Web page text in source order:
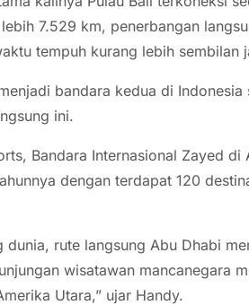
7.529 km, penerbangan
tempuh kurang lebih sembilan
bandara kedua di
ini.
Bandara Internasional Zayed di
dengan terdapat 120
dunia, rute langsung Abu Dhabi
wisatawan mancanegara
Utara,” ujar Handy.